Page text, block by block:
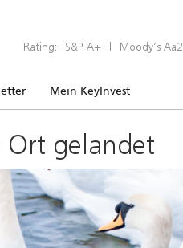
Rating: S&P A+ | Moody’s Aa2
Mein KeyInvest
Ort gelandet